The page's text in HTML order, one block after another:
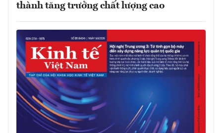
thành tăng trưởng chất lượng cao